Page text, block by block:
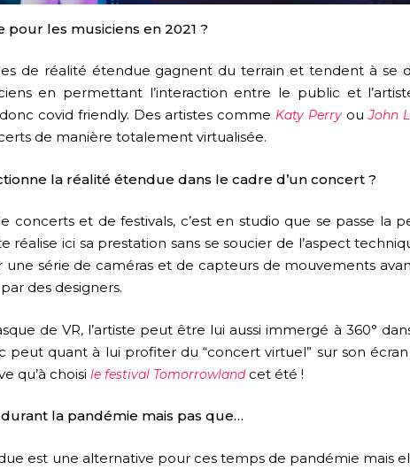
pour les musiciens en 2021 ?
de réalité étendue gagnent du terrain et tendent à se
en permettant l’interaction entre le public et
covid friendly. Des artistes comme Katy Perry ouJohn
de manière totalement virtualisée.
la réalité étendue dans le cadre d’un concert ?
concerts et de festivals, c’est en studio que se passe
réalise ici sa prestation sans se soucier de l’aspect
une série de caméras et de capteurs de mouvements
des designers.
de VR, l’artiste peut être lui aussi immergé à 360°
peut quant à lui profiter du “concert virtuel” sur son
qu’à choisile festival Tomorrowland cet été !
la pandémie mais pas que…
est une alternative pour ces temps de pandémie mais